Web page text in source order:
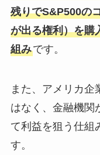
残りでS&P500の
が出る権利）を購
組みです。
また、アメリカ企
はなく、金融機関
て利益を狙う仕組
す。